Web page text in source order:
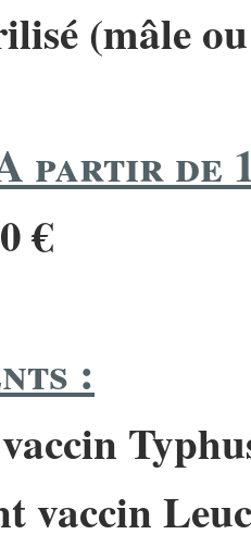
(mâle
partir de
€
:
vaccin